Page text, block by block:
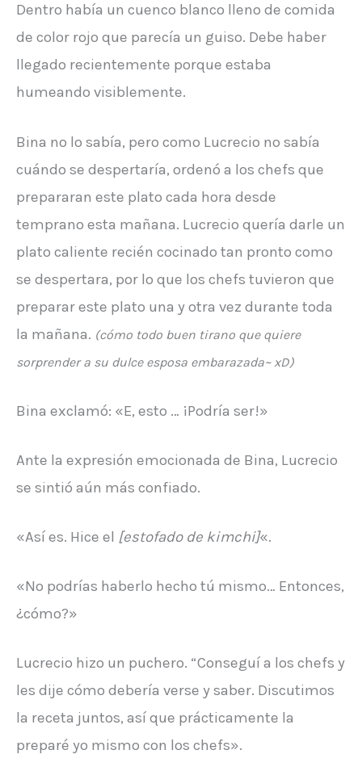
Dentro había un cuenco blanco lleno de comida
de color rojo que parecía un guiso. Debe haber
llegado recientemente porque estaba
humeando visiblemente.
Bina no lo sabía, pero como Lucrecio no sabía
cuándo se despertaría, ordenó a los chefs que
prepararan este plato cada hora desde
temprano esta mañana. Lucrecio quería darle un
plato caliente recién cocinado tan pronto como
se despertara, por lo que los chefs tuvieron que
preparar este plato una y otra vez durante toda
la mañana. (cómo todo buen tirano que quiere
sorprender a su dulce esposa embarazada~ xD)
Bina exclamó: «E, esto … ¡Podría ser!»
Ante la expresión emocionada de Bina, Lucrecio
se sintió aún más confiado.
«Así es. Hice el [estofado de kimchi]«.
«No podrías haberlo hecho tú mismo… Entonces,
¿cómo?»
Lucrecio hizo un puchero. “Conseguí a los chefs y
les dije cómo debería verse y saber. Discutimos
la receta juntos, así que prácticamente la
preparé yo mismo con los chefs».